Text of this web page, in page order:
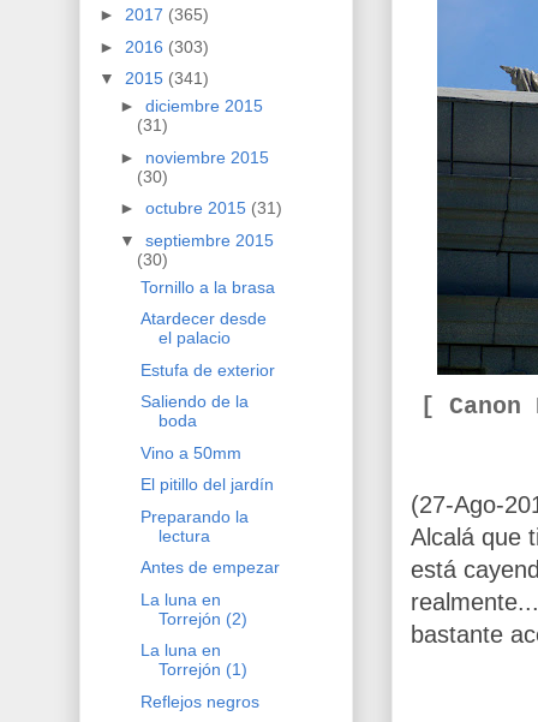
[
(27-Ago-
Alcalá que
está
bastante
► 2017 (365)
► 2016 (303)
▼ 2015 (341)
► diciembre 2015
(31)
► noviembre 2015
(30)
► octubre 2015 (31)
▼ septiembre 2015
(30)
Tornillo a la brasa
Atardecer desde
el palacio
Estufa de exterior
Saliendo de la
boda
Vino a 50mm
El pitillo del jardín
Preparando la
lectura
Antes de empezar
La luna en
Torrejón (2)
La luna en
Torrejón (1)
Reflejos negros